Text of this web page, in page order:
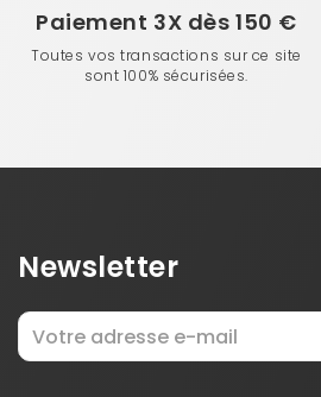
Paiement 3X dès 150 €
Toutes vos transactions sur ce site
sont 100% sécurisées.
Newsletter